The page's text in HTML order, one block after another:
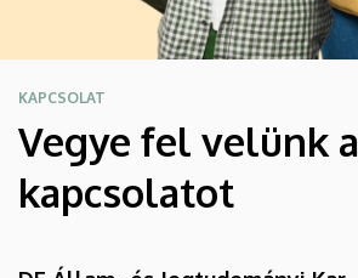
KAPCSOLAT
Vegye fel velünk a
kapcsolatot